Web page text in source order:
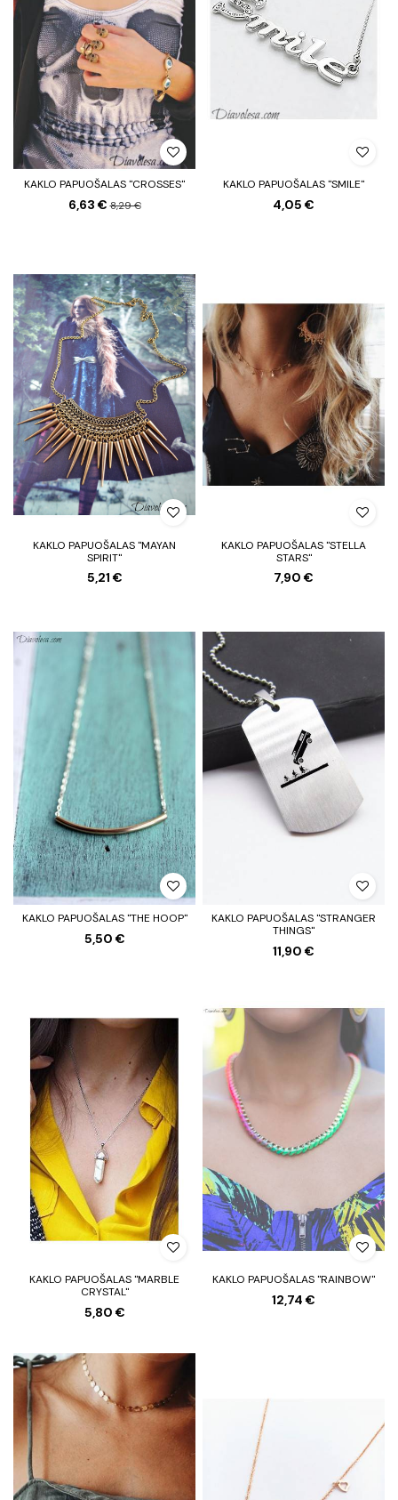
KAKLO PAPUOŠALAS "CROSSES"
6,63 €8,29 €
KAKLO PAPUOŠALAS "SMILE"
4,05 €
KAKLO PAPUOŠALAS "MAYAN
SPIRIT"
5,21 €
KAKLO PAPUOŠALAS "STELLA
STARS"
7,90 €
KAKLO PAPUOŠALAS "THE HOOP"
5,50 €
KAKLO PAPUOŠALAS "STRANGER
THINGS"
11,90 €
KAKLO PAPUOŠALAS "MARBLE
CRYSTAL"
5,80 €
KAKLO PAPUOŠALAS "RAINBOW"
12,74 €